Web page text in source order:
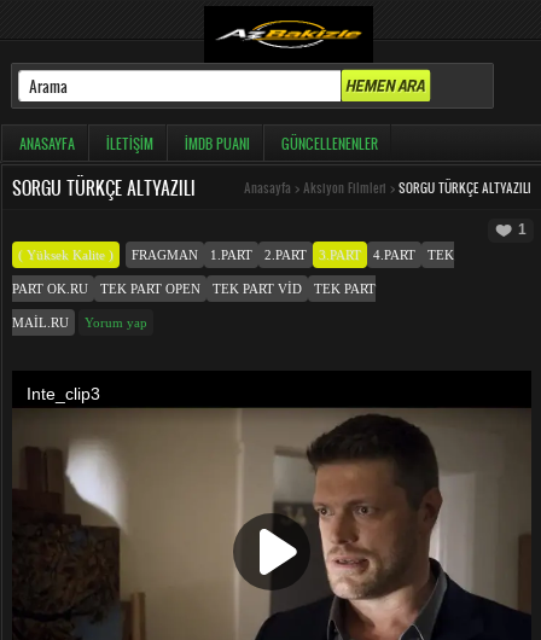
ANASAYFA İLETIŞIM İMDB PUANI GÜNCELLENENLER
SORGU TÜRKÇE ALTYAZILI Anasayfa > Aksiyon Filmleri > SORGU TÜRKÇE ALTYAZILI
1
( Yüksek Kalite ) FRAGMAN 1.PART 2.PART 3.PART 4.PART TEK
PART OK.RU TEK PART OPEN TEK PART VID TEK PART
MAIL.RU Yorum yap